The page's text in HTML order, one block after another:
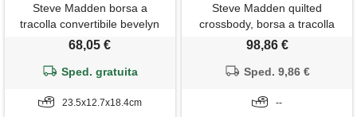
Steve Madden borsa a
tracolla convertibile bevelyn
da donna, taglia unica, verde
flare, taglia unica
68,05 €
Sped. gratuita
23.5x12.7x18.4cm
Steve Madden quilted
crossbody, borsa a tracolla
trapuntata daisy ombre
donna, in denim chiaro, taglia
unica
98,86 €
Sped. 9,86 €
--